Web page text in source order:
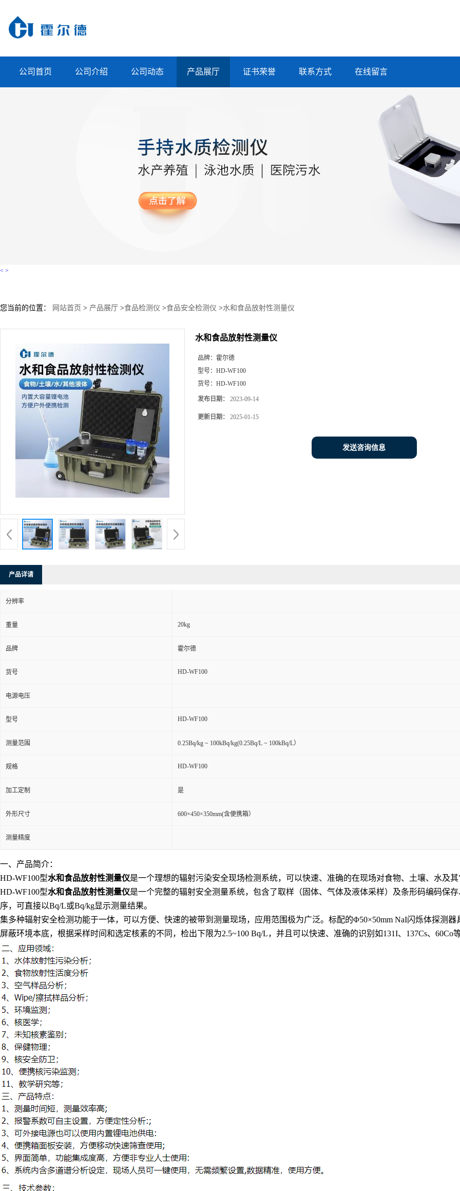
公司首页 公司介绍 公司动态 产品展厅 证书荣誉 联系方式 在线留言
< >
您当前的位置： 网站首页 > 产品展厅 >食品检测仪 >食品安全检测仪 >水和食品放射性测量仪
水和食品放射性测量仪
品牌： 霍尔德
型号： HD-WF100
货号： HD-WF100
发布日期： 2023-09-14
更新日期： 2025-01-15
发送咨询信息
产品详请
分辨率
重量 20kg
品牌 霍尔德
货号 HD-WF100
电源电压
型号 HD-WF100
测量范围 0.25Bq/kg ~ 100kBq/kg(0.25Bq/L ~ 100kBq/L）
规格 HD-WF100
加工定制 是
外形尺寸 600×450×350mm(含便携箱）
测量精度
一、产品简介：
HD-WF100型水和食品放射性测量仪是一个理想的辐射污染安全现场检测系统，可以快速、准确的在现场对食物、土壤、水及
HD-WF100型水和食品放射性测量仪是一个完整的辐射安全测量系统，包含了取样（固体、气体及液体采样）及条形码编码保
序，可直接以Bq/L或Bq/kg显示测量结果。
集多种辐射安全检测功能于一体，可以方便、快速的被带到测量现场，应用范围极为广泛。标配的Φ50×50mm NaI闪烁体探测
屏蔽环境本底，根据采样时间和选定核素的不同，检出下限为2.5~100 Bq/L，并且可以快速、准确的识别如131I、 137Cs、 60Co